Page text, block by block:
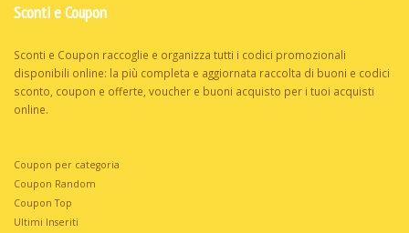
Sconti e Coupon
Sconti e Coupon raccoglie e organizza tutti i codici promozionali
disponibili online: la più completa e aggiornata raccolta di buoni e codici
sconto, coupon e offerte, voucher e buoni acquisto per i tuoi acquisti
online.
Coupon per categoria
Coupon Random
Coupon Top
Ultimi Inseriti